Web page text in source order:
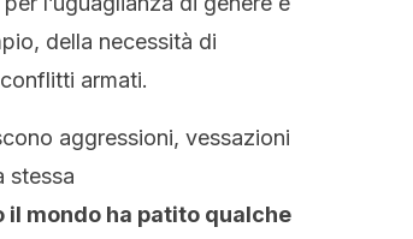
della necessità di
armati.
aggressioni, vessazioni
stessa
mondo ha patito qualche